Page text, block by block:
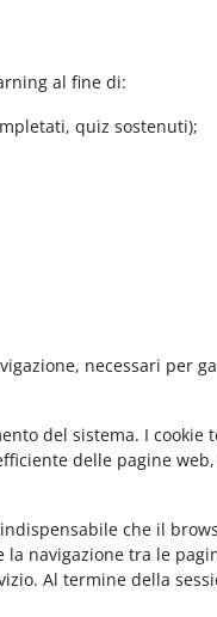
al fine di:
quiz sostenuti);
necessari per
del sistema. I cookie
delle pagine
che il
navigazione tra le
Al termine della